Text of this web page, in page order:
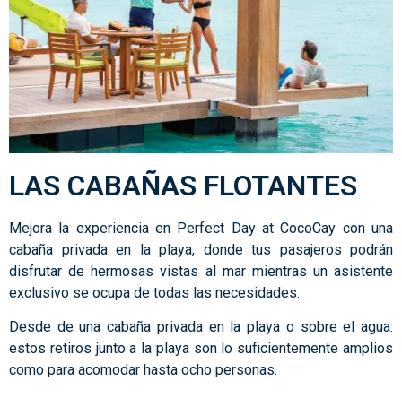
LAS CABAÑAS FLOTANTES
Mejora la experiencia en Perfect Day at CocoCay con una
cabaña privada en la playa, donde tus pasajeros podrán
disfrutar de hermosas vistas al mar mientras un asistente
exclusivo se ocupa de todas las necesidades.
Desde de una cabaña privada en la playa o sobre el agua:
estos retiros junto a la playa son lo suficientemente amplios
como para acomodar hasta ocho personas.